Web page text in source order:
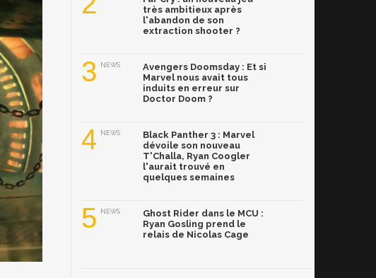
très ambitieux après
l'abandon de son
extraction shooter ?
3 NEWS
Avengers Doomsday : Et si
Marvel nous avait tous
induits en erreur sur
Doctor Doom ?
4 NEWS
Black Panther 3 : Marvel
dévoile son nouveau
T'Challa, Ryan Coogler
l'aurait trouvé en
quelques semaines
5 NEWS
Ghost Rider dans le MCU :
Ryan Gosling prend le
relais de Nicolas Cage